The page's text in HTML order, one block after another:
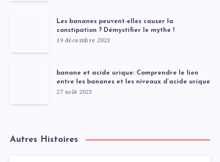
Les bananes peuvent-elles causer la
constipation ? Démystifier le mythe !
19 décembre 2023
banane et acide urique: Comprendre le lien
entre les bananes et les niveaux d’acide urique
27 août 2023
Autres Histoires